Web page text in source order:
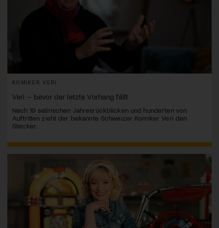
KOMIKER VERI
Veri – bevor der letzte Vorhang fällt
Nach 19 satirischen Jahresrückblicken und hunderten von
Auftritten zieht der bekannte Schweizer Komiker Veri den
Stecker.